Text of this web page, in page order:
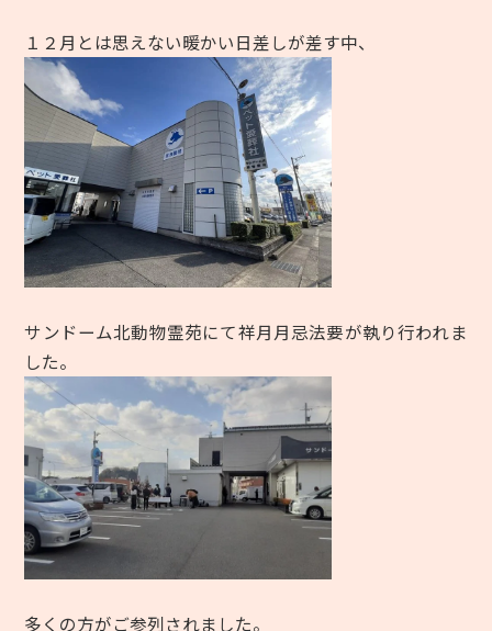
１２月とは思えない暖かい日差しが差す中、
サンドーム北動物霊苑にて祥月月忌法要が執り行われま
した。
多くの方がご参列されました。